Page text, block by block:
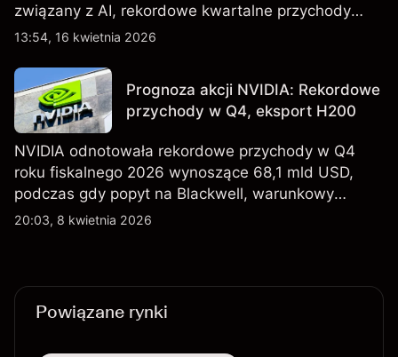
związany z AI, rekordowe kwartalne przychody
oraz utrzymującą się niepewność wokół kontroli
zewnętrznych analityków.
13:54, 16 kwietnia 2026
Prognoza akcji NVIDIA: Rekordowe
przychody w Q4, eksport H200
NVIDIA odnotowała rekordowe przychody w Q4
roku fiskalnego 2026 wynoszące 68,1 mld USD,
podczas gdy popyt na Blackwell, warunkowy
eksport H200 do Chin oraz osłabienie szerszego
20:03, 8 kwietnia 2026
Powiązane rynki